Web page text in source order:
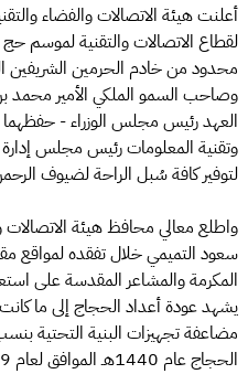
أعلنت هيئة الاتصالات والفضاء
محدود من خادم الحرمين الشريفين
وصاحب السمو الملكي الأمير محمد
العهد رئيس مجلس الوزراء - حفظهما
وتقنية المعلومات رئيس مجلس إدارة
لتوفير كافة سُبل الراحة لضيوف
واطلع معالي محافظ هيئة الاتصالات
سعود التميمي خلال تفقده لمواقع
المكرمة والمشاعر المقدسة على
يشهد عودة أعداد الحجاج إلى ما
مضاعفة تجهيزات البنية التحتية
الحجاج عام 1440هـ الموافق لعام 2019م.